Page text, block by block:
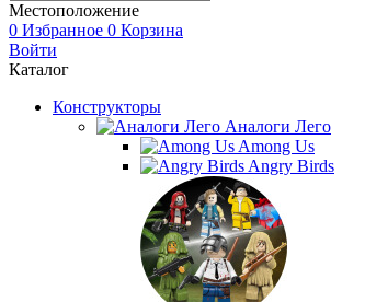
Местоположение
0 Избранное 0 Корзина
Войти
Каталог
Конструкторы
Аналоги Лего
Among Us
Angry Birds